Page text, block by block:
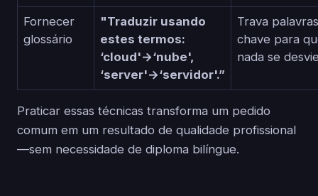
Fornecer
glossário
"Traduzir usando
estes termos:
‘cloud'→‘nube',
‘server'→‘servidor'.”
Trava
chave para
nada se
Praticar essas técnicas transforma um pedido
comum em um resultado de qualidade profissional
—sem necessidade de diploma bilíngue.